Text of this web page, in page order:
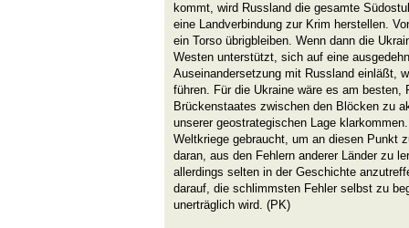
kommt, wird Russland die gesamte
eine Landverbindung zur Krim herstellen.
ein Torso übrigbleiben. Wenn dann die
Westen unterstützt, sich auf eine
Auseinandersetzung mit Russland einläßt,
führen. Für die Ukraine wäre es am besten,
Brückenstaates zwischen den Blöcken zu
unserer geostrategischen Lage
Weltkriege gebraucht, um an diesen Punkt
daran, aus den Fehlern anderer Länder zu
allerdings selten in der Geschichte
darauf, die schlimmsten Fehler selbst zu
unerträglich wird. (PK)